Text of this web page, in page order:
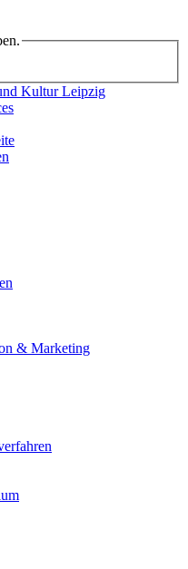
Kultur Leipzig
& Marketing